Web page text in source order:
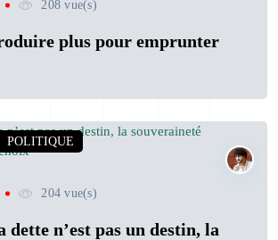
208 vue(s)
plus pour emprunter
POLITIQUE
204 vue(s)
n’est pas un destin, la